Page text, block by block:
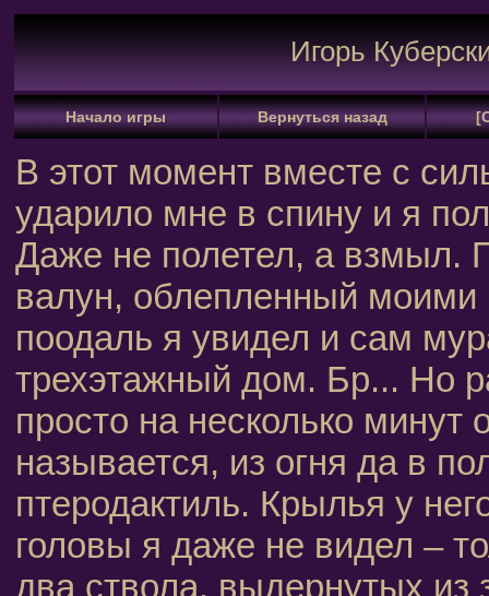
Игорь
Начало игры Вернуться назад
В этот момент вместе с
ударило мне в спину и я
Даже не полетел, а взмыл.
валун, облепленный
поодаль я увидел и сам
трехэтажный дом. Бр... Но
просто на несколько минут
называется, из огня да в
птеродактиль. Крылья у
головы я даже не видел –
два ствола, выдернутых